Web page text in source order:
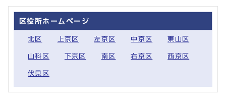
区役所ホームページ
北区 上京区 左京区 中京区 東山区
山科区 下京区 南区 右京区 西京区
伏見区